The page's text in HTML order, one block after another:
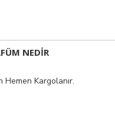
NEDIR
Hemen Kargolanır.